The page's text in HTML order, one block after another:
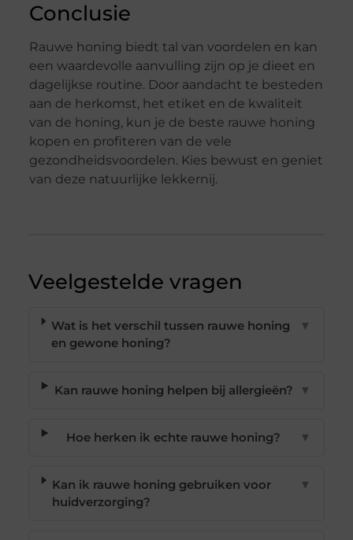
Conclusie
Rauwe honing biedt tal van voordelen en kan
een waardevolle aanvulling zijn op je dieet en
dagelijkse routine. Door aandacht te besteden
aan de herkomst, het etiket en de kwaliteit
van de honing, kun je de beste rauwe honing
kopen en profiteren van de vele
gezondheidsvoordelen. Kies bewust en geniet
van deze natuurlijke lekkernij.
Veelgestelde vragen
Wat is het verschil tussen rauwe honing
en gewone honing?
▼
Kan rauwe honing helpen bij allergieën? ▼
Hoe herken ik echte rauwe honing? ▼
Kan ik rauwe honing gebruiken voor
huidverzorging?
▼